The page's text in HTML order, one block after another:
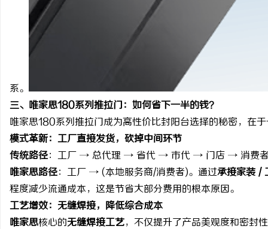
系。
三、唯家思180系列推拉门：如何省下一半的钱？
唯家思180系列推拉门成为高性价比封阳台选择的秘密，在
模式革新：工厂直接发货，砍掉中间环节
传统路径：工厂 → 总代理 → 省代 → 市代 → 门店 → 消费者
唯家思路径：工厂 → (本地服务商/消费者)。通过承接家装 /
程度减少流通成本，这是节省大部分费用的根本原因。
工艺增效：无缝焊接，降低综合成本
唯家思核心的无缝焊接工艺，不仅提升了产品美观度和密封